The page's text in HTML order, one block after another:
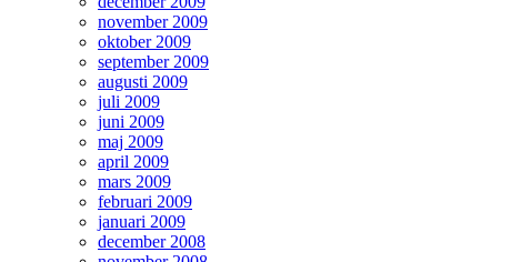
november 2009
oktober 2009
september 2009
augusti 2009
juli 2009
juni 2009
maj 2009
april 2009
mars 2009
februari 2009
januari 2009
december 2008